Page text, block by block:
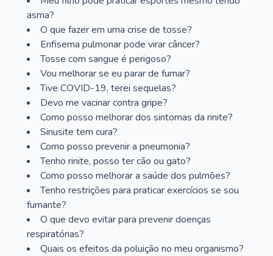
asma?
O que fazer em uma crise de tosse?
Enfisema pulmonar pode virar câncer?
Tosse com sangue é perigoso?
Vou melhorar se eu parar de fumar?
Tive COVID-19, terei sequelas?
Devo me vacinar contra gripe?
Como posso melhorar dos sintomas da rinite?
Sinusite tem cura?
Como posso prevenir a pneumonia?
Tenho rinite, posso ter cão ou gato?
Como posso melhorar a saúde dos pulmões?
Tenho restrições para praticar exercícios se sou
fumante?
O que devo evitar para prevenir doenças
respiratórias?
Quais os efeitos da poluição no meu organismo?